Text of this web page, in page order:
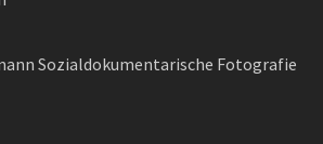
Sozialdokumentarische Fotografie